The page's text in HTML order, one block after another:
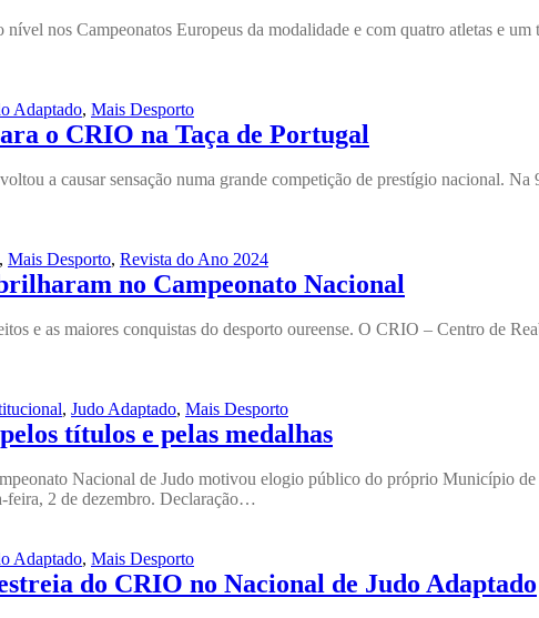
nos Campeonatos Europeus da modalidade e com quatro atletas e
Adaptado, Mais Desporto
o CRIO na Taça de Portugal
a causar sensação numa grande competição de prestígio nacional.
, Mais Desporto, Revista do Ano 2024
no Campeonato Nacional
e as maiores conquistas do desporto oureense. O CRIO – Centro de
, Judo Adaptado, Mais Desporto
títulos e pelas medalhas
Nacional de Judo motivou elogio público do próprio Município
feira, 2 de dezembro. Declaração…
Adaptado, Mais Desporto
do CRIO no Nacional de Judo Adaptado